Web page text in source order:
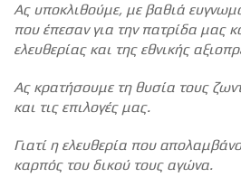
Ας υποκλιθούμε, με βαθιά
που έπεσαν για την πατρίδα μας
ελευθερίας και της εθνικής
Ας κρατήσουμε τη θυσία τους
και τις επιλογές μας.
Γιατί η ελευθερία που
καρπός του δικού τους αγώνα.